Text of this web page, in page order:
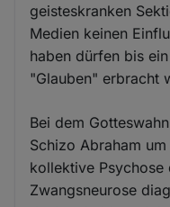
geisteskranken
Medien keinen
haben dürfen bis
"Glauben" erbracht
Bei dem
Schizo Abraham
kollektive Psychose
Zwangsneurose